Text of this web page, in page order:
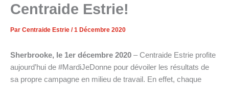
Centraide Estrie!
Par Centraide Estrie /1 Décembre 2020
Sherbrooke, le 1er décembre 2020 – Centraide Estrie profite
aujourd’hui de #MardiJeDonne pour dévoiler les résultats de
sa propre campagne en milieu de travail. En effet, chaque